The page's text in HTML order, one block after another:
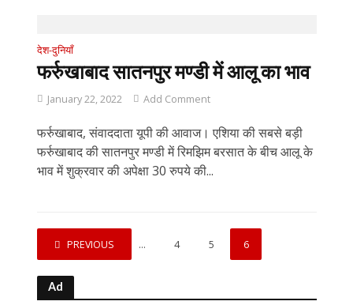
देश-दुनियाँ
फर्रुखाबाद सातनपुर मण्डी में आलू का भाव
January 22, 2022 Add Comment
फर्रुखाबाद, संवाददाता यूपी की आवाज। एशिया की सबसे बड़ी
फर्रुखाबाद की सातनपुर मण्डी में रिमझिम बरसात के बीच आलू के
भाव में शुक्रवार की अपेक्षा 30 रुपये की...
PREVIOUS
1 … 4 5 6
Ad